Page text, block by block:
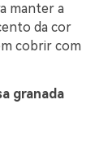
manter a
da cor
cobrir com
granada